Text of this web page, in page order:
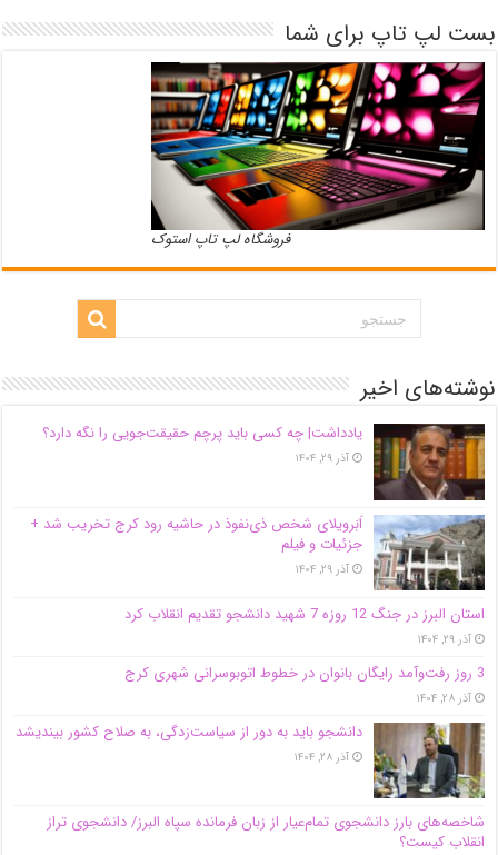
بست لپ تاپ برای شما
فروشگاه لپ تاپ استوک
نوشته‌های اخیر
یادداشت| ‌چه کسی باید پرچم حقیقت‌جویی را نگه دارد؟
آذر ۲۹, ۱۴۰۴
اَبَر‌ویلای شخص ذی‌نفوذ در حاشیه‌ رود کرج تخریب شد +
جزئیات و فیلم
آذر ۲۹, ۱۴۰۴
استان البرز در جنگ 12 روزه 7 شهید دانشجو تقدیم انقلاب کرد
آذر ۲۹, ۱۴۰۴
3 روز رفت‌وآمد رایگان بانوان در خطوط اتوبوسرانی شهری کرج
آذر ۲۸, ۱۴۰۴
دانشجو باید به دور از سیاست‌زدگی، به صلاح کشور بیندیشد
آذر ۲۸, ۱۴۰۴
شاخصه‌های بارز دانشجوی تمام‌عیار از زبان فرمانده سپاه البرز/ دانشجوی تراز
انقلاب کیست؟